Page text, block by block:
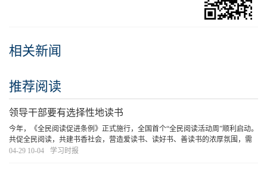
相关新闻
推荐阅读
领导干部要有选择性地读书
今年，《全民阅读促进条例》正式施行，全国首个“全民阅读活动周”顺利启动。
共促全民阅读，共建书香社会，营造爱读书、读好书、善读书的浓厚氛围，需
要领导干部率先垂范，既要在“爱读书”“善读书”上下功夫，更要在“读好书”上见
04-29 10-04 学习时报